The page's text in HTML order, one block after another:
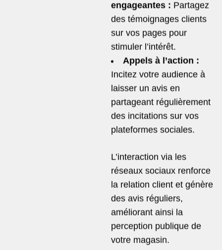
engageantes : Partagez
des témoignages clients
sur vos pages pour
stimuler l’intérêt.
Appels à l’action :
Incitez votre audience à
laisser un avis en
partageant régulièrement
des incitations sur vos
plateformes sociales.
L’interaction via les
réseaux sociaux renforce
la relation client et génère
des avis réguliers,
améliorant ainsi la
perception publique de
votre magasin.